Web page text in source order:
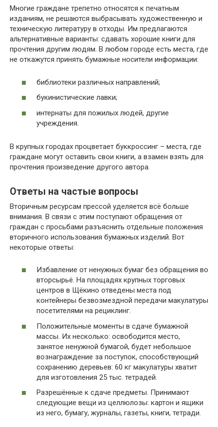
Многие граждане трепетно относятся к печатным
изданиям, не решаются выбрасывать художественную и
техническую литературу в отходы. Им предлагаются
альтернативные варианты: сдавать хорошие книги для
прочтения другим людям. В любом городе есть места, где
не откажутся принять бумажные носители информации:
библиотеки различных направлений;
букинистические лавки;
интернаты для пожилых людей, другие
учреждения.
В крупных городах процветает буккроссинг – места, где
граждане могут оставить свои книги, а взамен взять для
прочтения произведение другого автора.
Ответы на частые вопросы
Вторичным ресурсам прессой уделяется всё больше
внимания. В связи с этим поступают обращения от
граждан с просьбами разъяснить отдельные положения
вторичного использования бумажных изделий. Вот
некоторые ответы:
Избавление от ненужных бумаг без обращения во
вторсырьё. На площадях крупных торговых
центров в Щёкино отведены места под
контейнеры безвозмездной передачи макулатуры
посетителями на рециклинг.
Положительные моменты в сдаче бумажной
массы. Их несколько: освободится место,
занятое ненужной бумагой, будет небольшое
вознаграждение за поступок, способствующий
сохранению деревьев: 60 кг макулатуры хватит
для изготовления 25 тыс. тетрадей.
Разрешённые к сдаче предметы. Принимают
следующие вещи из целлюлозы: картон и ящики
из него, бумагу, журналы, газеты, книги, тетради.